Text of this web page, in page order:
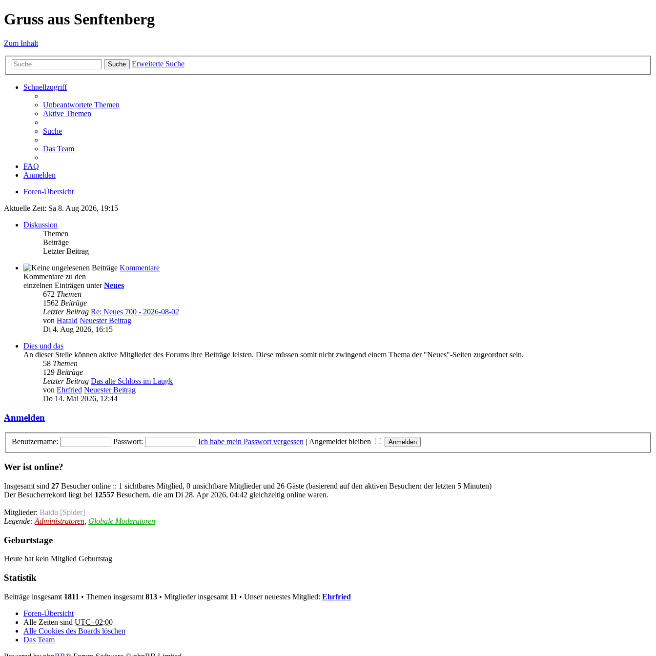
Gruss aus Senftenberg
Zum Inhalt
Suche Erweiterte Suche
Schnellzugriff
Unbeantwortete Themen
Aktive Themen
Suche
Das Team
FAQ
Anmelden
Foren-Übersicht
Aktuelle Zeit: Sa 8. Aug 2026, 19:15
Diskussion
Themen
Beiträge
Letzter Beitrag
Kommentare
Kommentare zu den
einzelnen Einträgen unterNeues
672 Themen
1562 Beiträge
Letzter Beitrag Re: Neues 700 - 2026-08-02
von Harald Neuester Beitrag
Di 4. Aug 2026, 16:15
Dies und das
An dieser Stelle können aktive Mitglieder des Forums ihre Beiträge leisten. Diese müssen somit nicht zwingend einem Thema der "Neues"-Seiten zugeordnet sein.
58 Themen
129 Beiträge
Letzter Beitrag Das alte Schloss im Laugk
von Ehrfried Neuester Beitrag
Do 14. Mai 2026, 12:44
Anmelden
Benutzername: Passwort: Ich habe mein Passwort vergessen | Angemeldet bleiben
Wer ist online?
Insgesamt sind 27 Besucher online :: 1 sichtbares Mitglied, 0 unsichtbare Mitglieder und 26 Gäste (basierend auf den aktiven Besuchern der letzten 5 Minuten)
Der Besucherrekord liegt bei 12557 Besuchern, die am Di 28. Apr 2026, 04:42 gleichzeitig online waren.
Mitglieder: Baidu [Spider]
Legende: Administratoren Globale Moderatoren
Geburtstage
Heute hat kein Mitglied Geburtstag
Statistik
Beiträge insgesamt 1811 • Themen insgesamt 813 • Mitglieder insgesamt 11 • Unser neuestes Mitglied: Ehrfried
Foren-Übersicht
Alle Zeiten sind UTC+02:00
Alle Cookies des Boards löschen
Das Team